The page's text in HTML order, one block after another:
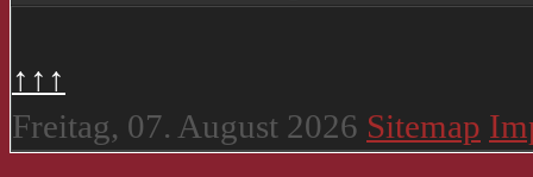
↑↑↑
Freitag, 07. August 2026 Sitemap